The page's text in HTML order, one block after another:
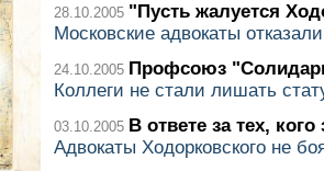
28.10.2005 "Пусть жалуется
Московские адвокаты
24.10.2005 Профсоюз
Коллеги не стали лишать
03.10.2005 В ответе за тех,
Адвокаты Ходорковского не